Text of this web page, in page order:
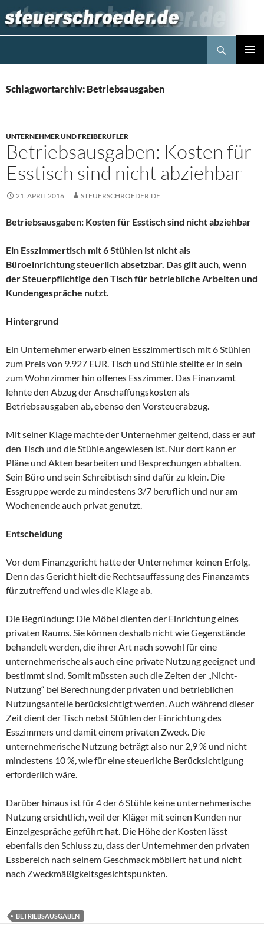
Inhalt
springen
Schlagwortarchiv: Betriebsausgaben
UNTERNEHMER UND FREIBERUFLER
Betriebsausgaben: Kosten für
Esstisch sind nicht abziehbar
21. APRIL 2016 STEUERSCHROEDER.DE
Betriebsausgaben: Kosten für Esstisch sind nicht abziehbar
Ein Esszimmertisch mit 6 Stühlen ist nicht als
Büroeinrichtung steuerlich absetzbar. Das gilt auch, wenn
der Steuerpflichtige den Tisch für betriebliche Arbeiten und
Kundengespräche nutzt.
Hintergrund
Ein Unternehmer erwarb einen Esszimmertisch mit 6 Stühlen
zum Preis von 9.927 EUR. Tisch und Stühle stellte er in sein
zum Wohnzimmer hin offenes Esszimmer. Das Finanzamt
lehnte den Abzug der Anschaffungskosten als
Betriebsausgaben ab, ebenso den Vorsteuerabzug.
Mit seiner Klage machte der Unternehmer geltend, dass er auf
den Tisch und die Stühle angewiesen ist. Nur dort kann er
Pläne und Akten bearbeiten und Besprechungen abhalten.
Sein Büro und sein Schreibtisch sind dafür zu klein. Die
Essgruppe werde zu mindestens 3/7 beruflich und nur am
Wochenende auch privat genutzt.
Entscheidung
Vor dem Finanzgericht hatte der Unternehmer keinen Erfolg.
Denn das Gericht hielt die Rechtsauffassung des Finanzamts
für zutreffend und wies die Klage ab.
Die Begründung: Die Möbel dienten der Einrichtung eines
privaten Raums. Sie können deshalb nicht wie Gegenstände
behandelt werden, die ihrer Art nach sowohl für eine
unternehmerische als auch eine private Nutzung geeignet und
bestimmt sind. Somit müssten auch die Zeiten der „Nicht-
Nutzung“ bei Berechnung der privaten und betrieblichen
Nutzungsanteile berücksichtigt werden. Auch während dieser
Zeit dient der Tisch nebst Stühlen der Einrichtung des
Esszimmers und damit einem privaten Zweck. Die
unternehmerische Nutzung beträgt also nur 2,9 % und nicht
mindestens 10 %, wie für eine steuerliche Berücksichtigung
erforderlich wäre.
Darüber hinaus ist für 4 der 6 Stühle keine unternehmerische
Nutzung ersichtlich, weil der Kläger mit seinen Kunden nur
Einzelgespräche geführt hat. Die Höhe der Kosten lässt
ebenfalls den Schluss zu, dass der Unternehmer den privaten
Essbereich nach seinem Geschmack möbliert hat und nicht
nach Zweckmäßigkeitsgesichtspunkten.
BETRIEBSAUSGABEN